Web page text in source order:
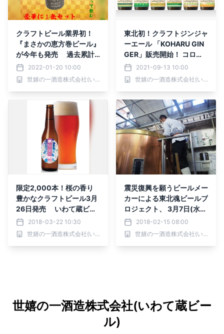
クラフトビール業界初！
『まさかの恵方巻ビール』
が今年も発売 過去累計
販売本数5,000本越え！
食材ロス問題にも焦点をあ
てた新商品
2022-01-20 10:00
世嬉の一酒造株式会社(いわて蔵ビール)
東北初！クラフトジンジャ
ーエール 「KOHARU GIN
GER」販売開始！ コロナ
に負けない！ 岩手県の老
舗酒蔵「世嬉の一酒造」の
開発第三弾！
2021-09-13 10:00
世嬉の一酒造株式会社(いわて蔵ビール)
限定2,000本！桜の香り
豊かなクラフトビール3月
26日発売 いわて蔵ビー
ルから、「桜嵐IPA～Pink
Tyhoon～」登場
2018-03-22 10:30
世嬉の一酒造株式会社(いわて蔵ビール)
震災復興を願うビールメー
カーによる東北魂ビールプ
ロジェクト、 3月7日(水)
スプリングバレーブルワリ
ー東京で発表会・試飲会開
催
2018-02-15 08:00
世嬉の一酒造株式会社(いわて蔵ビール)
世嬉の一酒造株式会社(いわて蔵ビー
ル)